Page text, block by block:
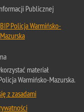
Publicznej
BIP Policja Warmińsko-
Mazurska
materiał
Warmińsko-Mazurska.
z zasadami